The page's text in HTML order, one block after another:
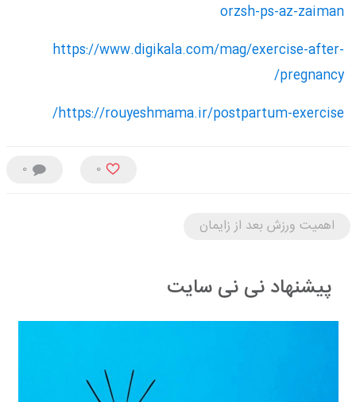
orzsh-ps-az-zaiman
https://www.digikala.com/mag/exercise-after-
pregnancy
/
https://rouyeshmama.ir/postpartum-exercise
/
0 0
اهمیت ورزش بعد از زایمان
پیشنهاد نی نی سایت